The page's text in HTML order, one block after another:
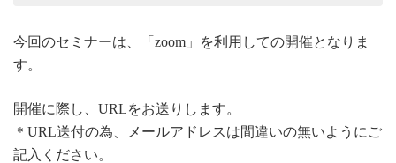
今回のセミナーは、「zoom」を利用しての開催となりま
す。
開催に際し、URLをお送りします。
＊URL送付の為、メールアドレスは間違いの無いようにご
記入ください。